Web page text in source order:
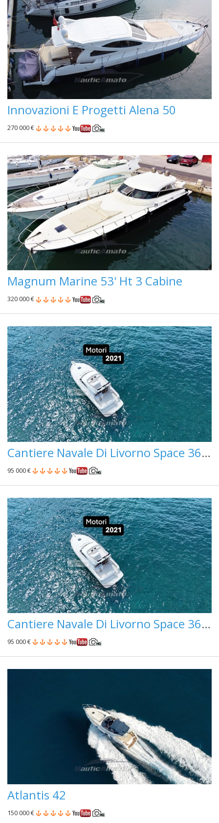
Innovazioni E Progetti Alena 50
270 000 €
Magnum Marine 53' Ht 3 Cabine
320 000 €
Cantiere Navale Di Livorno Space 360 Fly
95 000 €
Cantiere Navale Di Livorno Space 360 Fly
95 000 €
Atlantis 42
150 000 €